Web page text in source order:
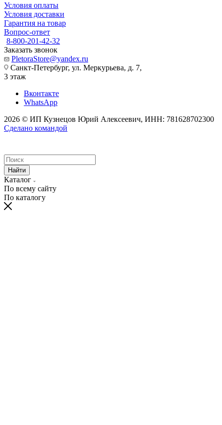
Условия оплаты
Условия доставки
Гарантия на товар
Вопрос-ответ
8-800-201-42-32
Заказать звонок
PletoraStore@yandex.ru
Санкт-Петербург, ул. Меркурьева, д. 7,
3 этаж
Вконтакте
WhatsApp
2026 © ИП Кузнецов Юрий Алексеевич, ИНН: 781628702300
Сделано командой
Найти
Каталог
По всему сайту
По каталогу